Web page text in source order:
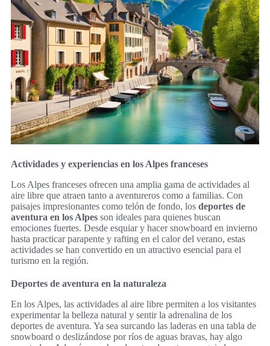
Actividades y experiencias en los Alpes franceses
Los Alpes franceses ofrecen una amplia gama de actividades al
aire libre que atraen tanto a aventureros como a familias. Con
paisajes impresionantes como telón de fondo, los deportes de
aventura en los Alpes son ideales para quienes buscan
emociones fuertes. Desde esquiar y hacer snowboard en invierno
hasta practicar parapente y rafting en el calor del verano, estas
actividades se han convertido en un atractivo esencial para el
turismo en la región.
Deportes de aventura en la naturaleza
En los Alpes, las actividades al aire libre permiten a los visitantes
experimentar la belleza natural y sentir la adrenalina de los
deportes de aventura. Ya sea surcando las laderas en una tabla de
snowboard o deslizándose por ríos de aguas bravas, hay algo